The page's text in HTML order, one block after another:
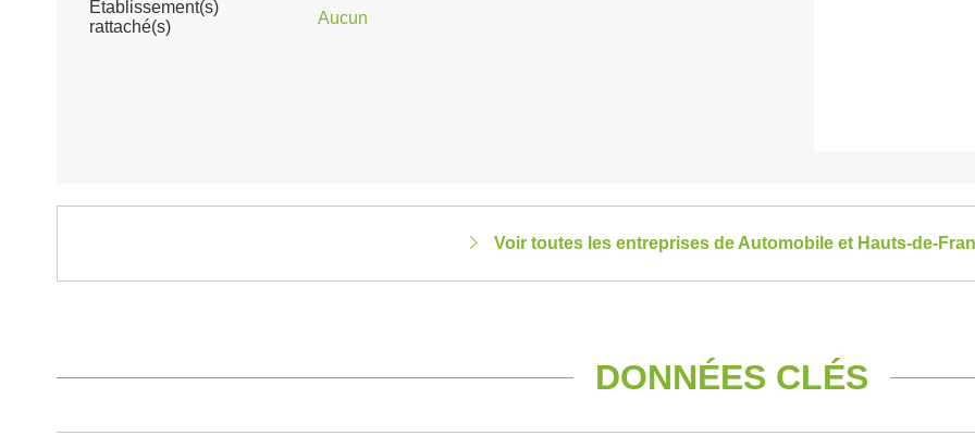
Établissement(s)
rattaché(s)
Aucun
Voir toutes les entreprises de Automobile et Hauts-de-
DONNÉES CLÉS